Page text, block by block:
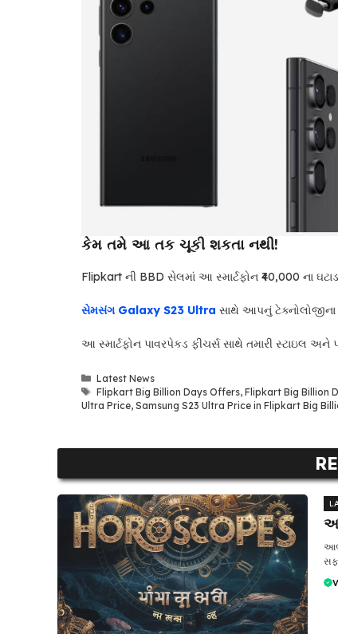
કેમ તમે આ તક ચૂકી શકતા નથી!
Flipkart ની BBD સેલમાં આ સ્માર્ટફોન ₹40,000 ના
સેમસંગ Galaxy S23 Ultra સાથે આપનું
આ સ્માર્ટફોન પાવરપેકડ ફીચર્સ સાથે તમારી સ્ટાઇલ અને
Categories
Latest News
Tags
Flipkart Big Billion Days Offers,Flipkart Big Billion
Ultra Price, Samsung S23 Ultra Price in Flipkart Big